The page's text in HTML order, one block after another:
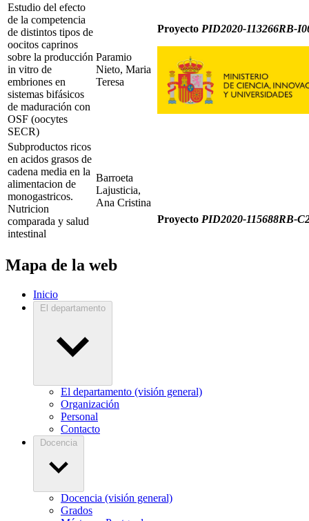
Estudio del efecto
de la competencia
de distintos tipos de
oocitos caprinos
sobre la producción
in vitro de
embriones en
sistemas bifásicos
de maduración con
OSF (oocytes
SECR)
Paramio
Nieto, Maria
Teresa
Proyecto PID2020-113266RB-
Subproductos ricos
en acidos grasos de
cadena media en la
alimentacion de
monogastricos.
Nutricion
comparada y salud
intestinal
Barroeta
Lajusticia,
Ana Cristina
Proyecto PID2020-115688RB-
Mapa de la web
Inicio
El departamento
El departamento (visión general)
Organización
Personal
Contacto
Docencia
Docencia (visión general)
Grados